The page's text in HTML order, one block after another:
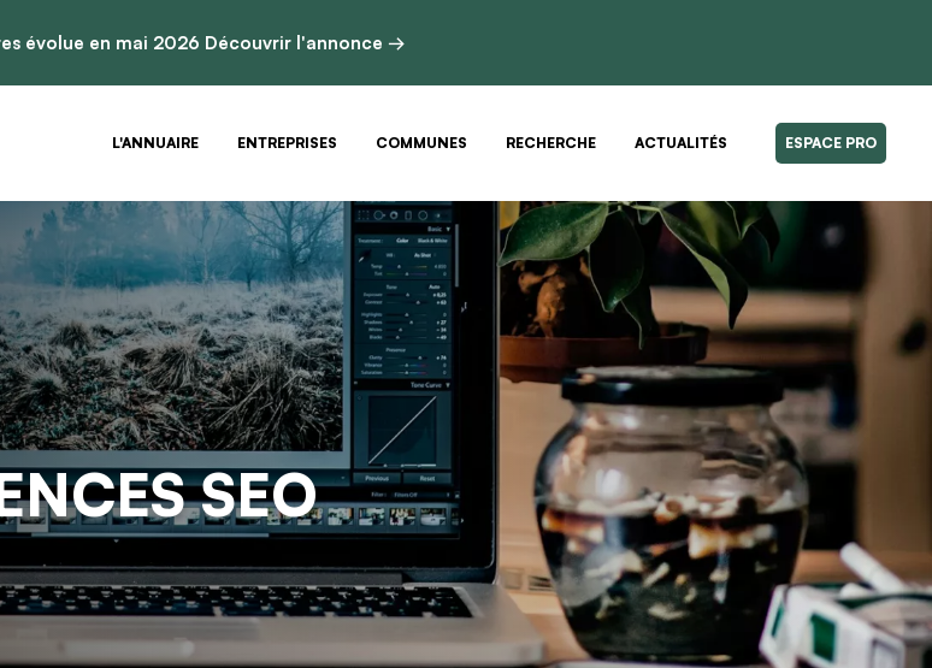
évolue en mai 2026 Découvrir l'annonce →
L'ANNUAIRE ENTREPRISES COMMUNES RECHERCHE ACTUALITÉS ESPACE PRO
SEO